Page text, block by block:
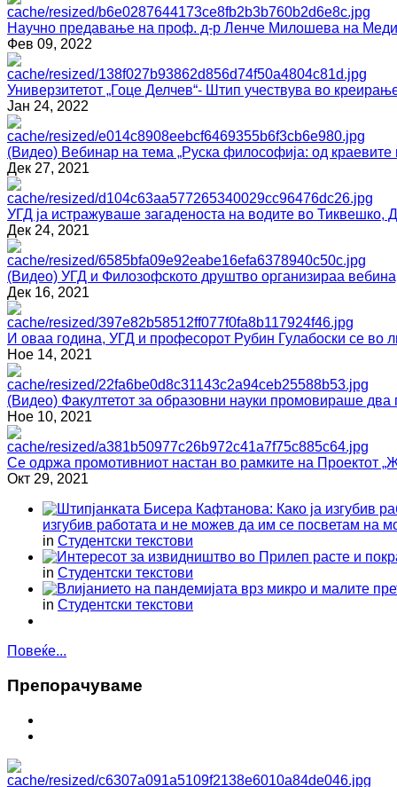
Научно предавање на проф. д-р Ленче Милошева на
Фев 09, 2022
Универзитетот „Гоце Делчев“- Штип учествува во
Јан 24, 2022
(Видео) Вебинар на тема „Руска философија: од краевите
Дек 27, 2021
УГД ја истражуваше загаденоста на водите во Тиквешко,
Дек 24, 2021
(Видео) УГД и Филозофското друштво организираа
Дек 16, 2021
И оваа година, УГД и професорот Рубин Гулабоски
Ное 14, 2021
(Видео) Факултетот за образовни науки промовираше два
Ное 10, 2021
Се одржа промотивниот настан во рамките на Проектот
Окт 29, 2021
изгубив работата и не можев да им се посветам на
in Студентски текстови
in Студентски текстови
in Студентски текстови
Повеќе...
Препoрaчувaме